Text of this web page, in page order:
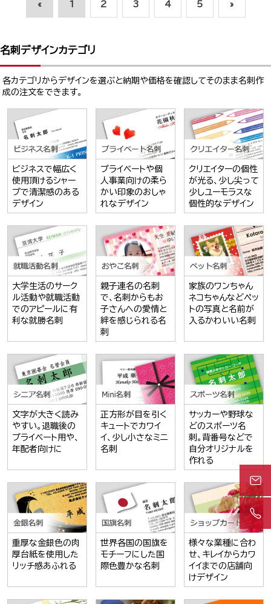
« 1 2 3 4 5 »
名刺デザインカテゴリ
各カテゴリからデザインを選ぶと納期や価格を確認してそのまま名刺作
成の注文をできます。
ビジネスで幅広く
使用頂けるシャー
プで清潔感のある
デザイン
プライベートや個
人事業向けの柔ら
かい印象のおしゃ
れなデザイン
クリエイターの個性
が光る、少し尖って
少しユーモラスな
個性的なデザイン
大学生活のサーク
ル活動や就職活動
でのアピールに有
利な就勝名刺
親子連名の名刺
で、名刺からもお
子さんへの愛情と
絆を感じられる名
刺
家族のワンちゃん
ネコちゃんなどペッ
トの写真と名前が
入るかわいい名刺
文字が大きく読み
やすい。退職後の
プライベート用や、
年配者向けに
正方形が目を引く
キュートでカワイ
イ、少し小さなミニ
名刺
サッカーや野球な
どのスポーツ名
刺。背番号などで
自分オリジナルを
作れる
重厚な金銀色の肉
厚台紙を使用した
リッチ感あふれる
世界各国の国旗を
モチーフにした国
際色豊かな名刺
様々な業種に合わ
せ、キレイからカワ
イイまでの店舗向
けデザイン